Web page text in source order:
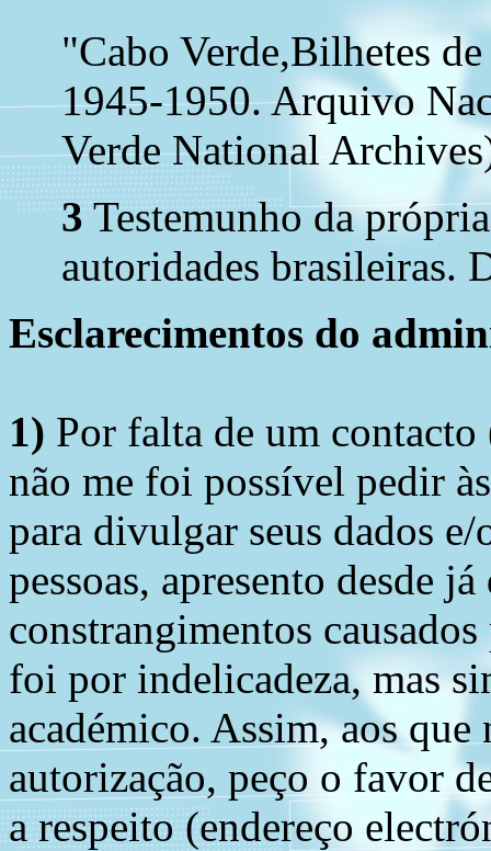
"Cabo Verde,Bilhetes
1945-1950. Arquivo
Verde National
3 Testemunho da
autoridades brasileiras.
Esclarecimentos do
1) Por falta de um
não me foi possível pedir
para divulgar seus dados
pessoas, apresento desde
constrangimentos
foi por indelicadeza, mas
académico. Assim, aos
autorização, peço o favor
a respeito (endereço